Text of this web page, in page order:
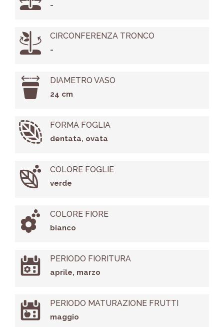
-
CIRCONFERENZA TRONCO
-
DIAMETRO VASO
24 cm
FORMA FOGLIA
dentata, ovata
COLORE FOGLIE
verde
COLORE FIORE
bianco
PERIODO FIORITURA
aprile, marzo
PERIODO MATURAZIONE FRUTTI
maggio